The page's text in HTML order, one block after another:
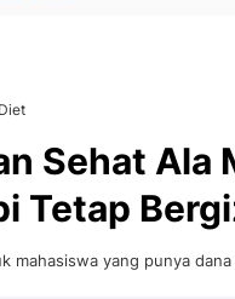
Sehat Ala
Tetap
mahasiswa yang punya